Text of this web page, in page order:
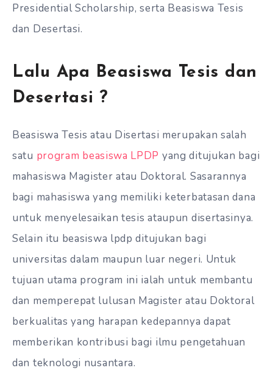
Presidential Scholarship, serta Beasiswa Tesis
dan Desertasi.
Lalu Apa Beasiswa Tesis dan
Desertasi ?
Beasiswa Tesis atau Disertasi merupakan salah
satu program beasiswa LPDP yang ditujukan bagi
mahasiswa Magister atau Doktoral. Sasarannya
bagi mahasiswa yang memiliki keterbatasan dana
untuk menyelesaikan tesis ataupun disertasinya.
Selain itu beasiswa lpdp ditujukan bagi
universitas dalam maupun luar negeri. Untuk
tujuan utama program ini ialah untuk membantu
dan memperepat lulusan Magister atau Doktoral
berkualitas yang harapan kedepannya dapat
memberikan kontribusi bagi ilmu pengetahuan
dan teknologi nusantara.